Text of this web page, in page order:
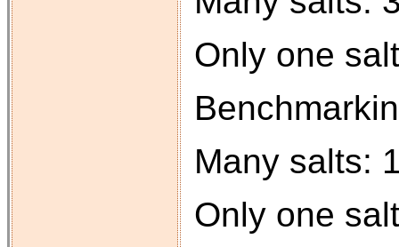
Only one
Many salts:
Only one